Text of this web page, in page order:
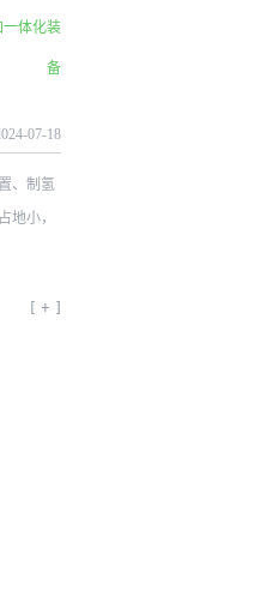
一体化装
备
-07-18
、制氢
地小，